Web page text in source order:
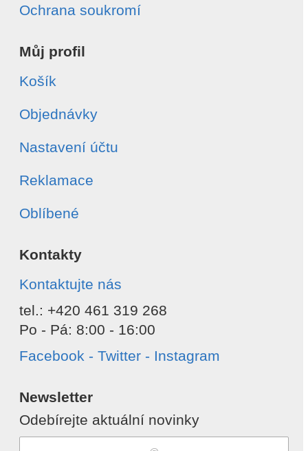
Ochrana soukromí
Můj profil
Košík
Objednávky
Nastavení účtu
Reklamace
Oblíbené
Kontakty
Kontaktujte nás
tel.: +420 461 319 268
Po - Pá: 8:00 - 16:00
Facebook - Twitter - Instagram
Newsletter
Odebírejte aktuální novinky